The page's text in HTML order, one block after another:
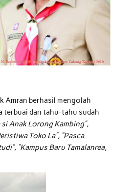
Amran berhasil mengolah
terbuai dan tahu-tahu sudah
si Anak Lorong Kambing”,
Toko La”, “Pasca
“Kampus Baru Tamalanrea,